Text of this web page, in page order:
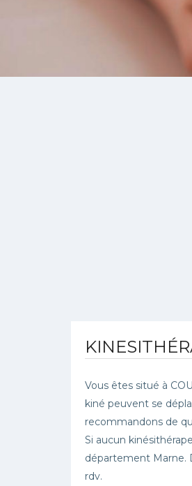
Vous êtes situé à
kiné peuvent se
recommandons de
Si aucun
département Marne.
rdv.